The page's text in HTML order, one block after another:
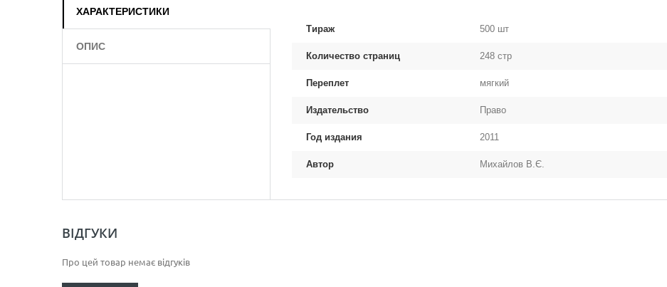
ХАРАКТЕРИСТИКИ
ОПИС
Тираж 500 шт
Количество страниц 248 стр
Переплет мягкий
Издательство Право
Год издания 2011
Автор Михайлов В.Є.
ВІДГУКИ
Про цей товар немає відгуків